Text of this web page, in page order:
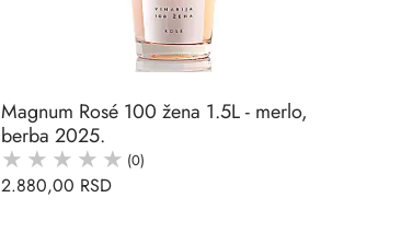
Magnum Rosé 100 žena 1.5L - merlo,
berba 2025.
(0)
2.880,00 RSD